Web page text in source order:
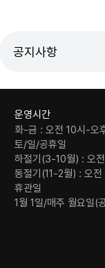
공지사항
운영시간
화-금 : 오전 10시-오
토/일/공휴일
하절기(3-10월) : 오
동절기(11-2월) : 오
휴관일
1월 1일/매주 월요일(